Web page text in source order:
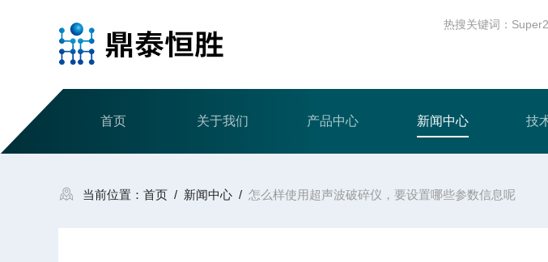
热搜关键词：
首页 关于我们 产品中心 新闻中心 技
当前位置： 首页 / 新闻中心 / 怎么样使用超声波破碎仪，要设置哪些参数信息呢